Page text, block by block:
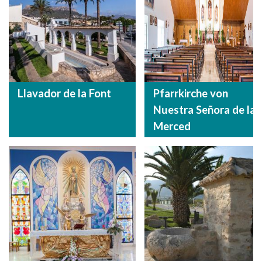
Llavador de la Font
Pfarrkirche von
Nuestra Señora de la
Merced